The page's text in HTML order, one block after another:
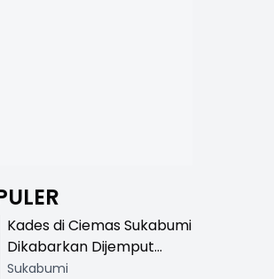
Kades di Ciemas Sukabumi
Dikabarkan Dijemput
Satnarkoba, Polisi
Sukabumi